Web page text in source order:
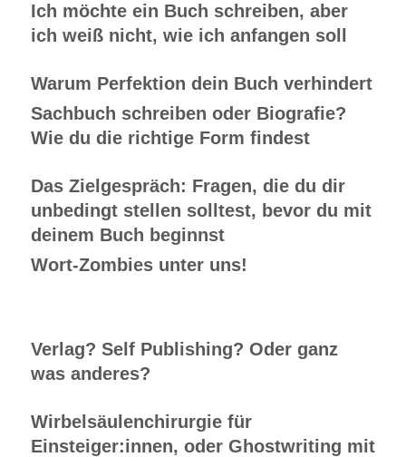
Ich möchte ein Buch schreiben, aber
ich weiß nicht, wie ich anfangen soll
Warum Perfektion dein Buch verhindert
Sachbuch schreiben oder Biografie?
Wie du die richtige Form findest
Das Zielgespräch: Fragen, die du dir
unbedingt stellen solltest, bevor du mit
deinem Buch beginnst
Wort-Zombies unter uns!
Verlag? Self Publishing? Oder ganz
was anderes?
Wirbelsäulenchirurgie für
Einsteiger:innen, oder Ghostwriting mit